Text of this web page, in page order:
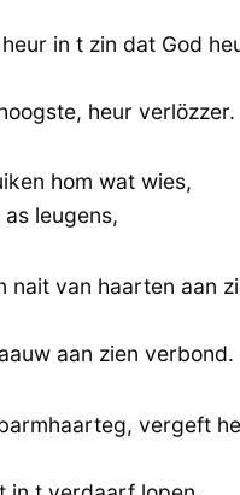
in t zin dat God
heur verlözzer.
hom wat wies,
leugens,
nait van haarten aan
aan zien verbond.
vergeft